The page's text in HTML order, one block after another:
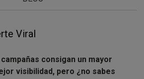
Viral
consigan un mayor
visibilidad, pero ¿no sabes